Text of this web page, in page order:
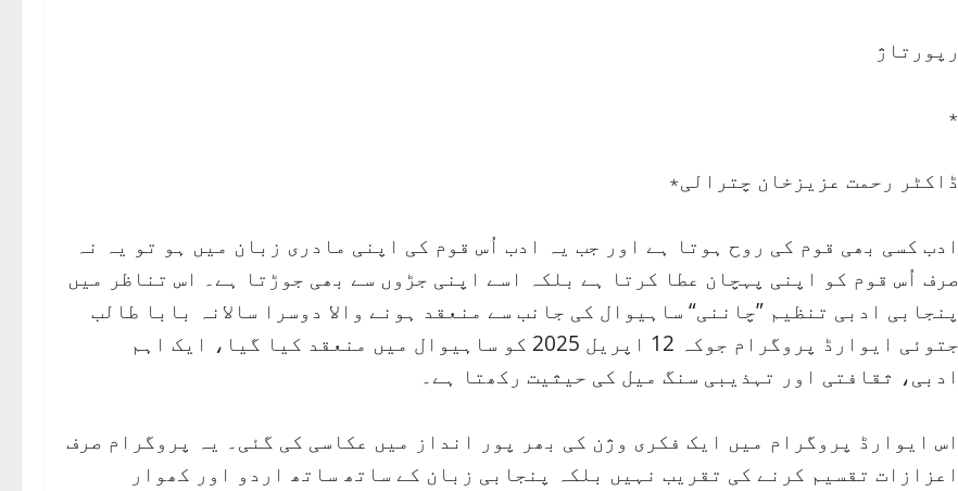
رپورتاژ
٭
ڈاکٹر رحمت عزیزخان چترالی٭
ادب کسی بھی قوم کی روح ہوتا ہے اور جب یہ ادب اُس قوم کی اپنی مادری زبان میں ہو تو یہ نہ
صرف اُس قوم کو اپنی پہچان عطا کرتا ہے بلکہ اسے اپنی جڑوں سے بھی جوڑتا ہے۔ اس تناظر میں
پنجابی ادبی تنظیم ”چاننی“ ساہیوال کی جانب سے منعقد ہونے والا دوسرا سالانہ بابا طالب
جتوئی ایوارڈ پروگرام جوکہ 12 اپریل 2025 کو ساہیوال میں منعقد کیا گیا، ایک اہم
ادبی، ثقافتی اور تہذیبی سنگ میل کی حیثیت رکھتا ہے۔
اس ایوارڈ پروگرام میں ایک فکری وژن کی بھر پور انداز میں عکاسی کی گئی۔ یہ پروگرام صرف
اعزازات تقسیم کرنے کی تقریب نہیں بلکہ پنجابی زبان کے ساتھ ساتھ اردو اور کھوار